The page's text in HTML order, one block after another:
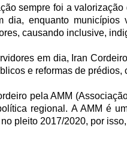
sempre foi a
dia, enquanto
causando inclusive,
em dia, Iran
e reformas de
pela AMM
regional. A AMM é
pleito 2017/2020, por